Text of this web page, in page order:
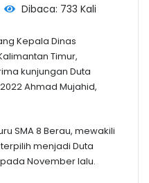
Dibaca: 733 Kali
Kepala Dinas
Timur,
kunjungan Duta
Ahmad Mujahid,
SMA 8 Berau, mewakili
menjadi Duta
November lalu.